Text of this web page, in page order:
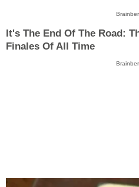
It's The End Of The Road:
Finales Of All Time